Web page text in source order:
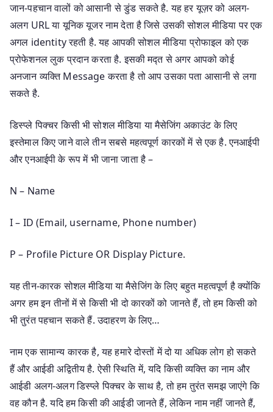
जान-पहचान वालों को आसानी से डुंड सकते है. यह हर यूज़र को अलग-
अलग URL या यूनिक यूजर नाम देता है जिसे उसकी सोशल मीडिया पर एक
अगल identity रहती है. यह आपकी सोशल मीडिया प्रोफाइल को एक
प्रोफेशनल लुक प्रदान करता है. इसकी मद्त से अगर आपको कोई
अनजान व्यक्ति Message करता है तो आप उसका पता आसानी से लगा
सकते है.
डिस्प्ले पिक्चर किसी भी सोशल मीडिया या मैसेजिंग अकाउंट के लिए
इस्तेमाल किए जाने वाले तीन सबसे महत्वपूर्ण कारकों में से एक है. एनआईपी
और एनआईपी के रूप में भी जाना जाता है –
N – Name
I – ID (Email, username, Phone number)
P – Profile Picture OR Display Picture.
यह तीन-कारक सोशल मीडिया या मैसेजिंग के लिए बहुत महत्वपूर्ण है क्योंकि
अगर हम इन तीनों में से किसी भी दो कारकों को जानते हैं, तो हम किसी को
भी तुरंत पहचान सकते हैं. उदाहरण के लिए…
नाम एक सामान्य कारक है, यह हमारे दोस्तों में दो या अधिक लोग हो सकते
हैं और आईडी अद्वितीय है. ऐसी स्थिति में, यदि किसी व्यक्ति का नाम और
आईडी अलग-अलग डिस्प्ले पिक्चर के साथ है, तो हम तुरंत समझ जाएंगे कि
वह कौन है. यदि हम किसी की आईडी जानते हैं, लेकिन नाम नहीं जानते हैं,